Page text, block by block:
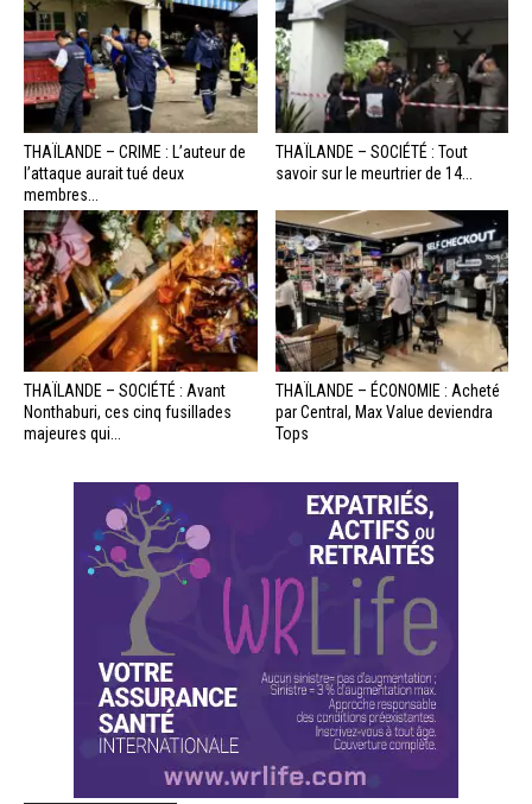
THAÏLANDE – CRIME : L’auteur de
l’attaque aurait tué deux
membres...
THAÏLANDE – SOCIÉTÉ : Tout
savoir sur le meurtrier de 14...
THAÏLANDE – SOCIÉTÉ : Avant
Nonthaburi, ces cinq fusillades
majeures qui...
THAÏLANDE – ÉCONOMIE : Acheté
par Central, Max Value deviendra
Tops